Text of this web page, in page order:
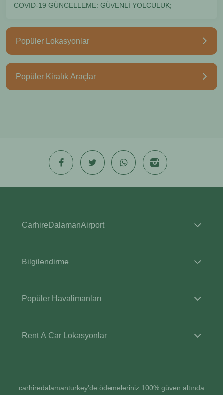
COVID-19 GÜNCELLEME: GÜVENLİ YOLCULUK;
Popüler Lokasyonlar
Popüler Kiralık Araçlar
CarhireDalamanAirport
Bilgilendirme
Popüler Havalimanları
Rent A Car Lokasyonlar
carhiredalamanturkey'de ödemeleriniz 100% güven altında